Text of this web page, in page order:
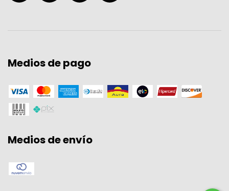
Medios de pago
Medios de envío